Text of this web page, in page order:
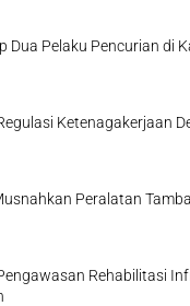
Dua Pelaku Pencurian di
Ketenagakerjaan
Peralatan
Rehabilitasi